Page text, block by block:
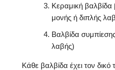
Κεραμική βαλβίδα
μονής ή διπλής
Βαλβίδα
λαβής)
Κάθε βαλβίδα έχει τον δικό